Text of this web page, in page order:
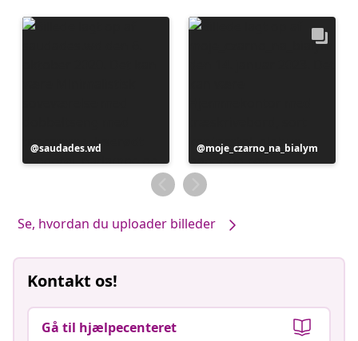
Opslag
offentliggjort
saudades.wd
Opslag
offentliggjort
af
moje_czarno_na_bialym
Se, hvordan du uploader billeder
Kontakt os!
Gå til hjælpecenteret